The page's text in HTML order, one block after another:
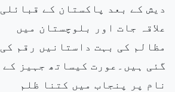
دیش کے بعد پاکستان کے قبائلی
علاقہ جات اور بلوچستان میں
مظالم کی بہت داستانیں رقم کی
گئی ہیں۔عورت کیساتھ جہیز کے
نام پر پنجاب میں کتنا ظلم